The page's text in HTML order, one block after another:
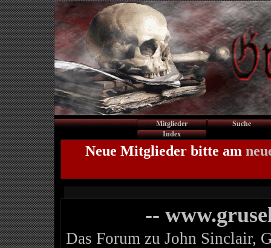
Mitglieder
Suche
Index
Neue Mitglieder bitte am
--
Das Forum zu John Sinclair,